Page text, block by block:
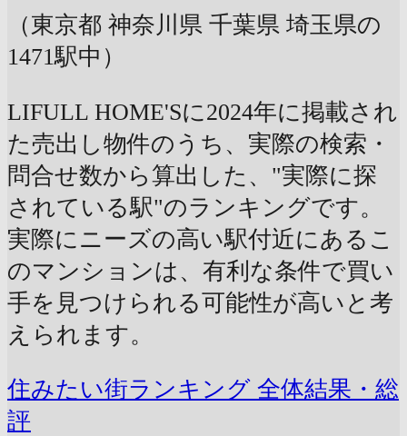
（東京都 神奈川県 千葉県 埼玉県の
1471駅中）
LIFULL HOME'Sに2024年に掲載され
た売出し物件のうち、実際の検索・
問合せ数から算出した、"実際に探
されている駅"のランキングです。
実際にニーズの高い駅付近にあるこ
のマンションは、有利な条件で買い
手を見つけられる可能性が高いと考
えられます。
住みたい街ランキング 全体結果・総
評